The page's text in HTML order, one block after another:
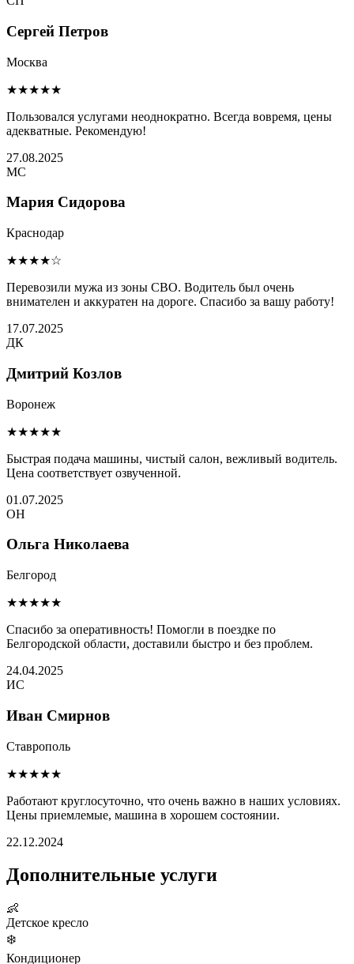
Сергей Петров
Москва
★★★★★
Пользовался услугами неоднократно. Всегда вовремя, цены
адекватные. Рекомендую!
27.08.2025
МС
Мария Сидорова
Краснодар
★★★★☆
Перевозили мужа из зоны СВО. Водитель был очень
внимателен и аккуратен на дороге. Спасибо за вашу работу!
17.07.2025
ДК
Дмитрий Козлов
Воронеж
★★★★★
Быстрая подача машины, чистый салон, вежливый водитель.
Цена соответствует озвученной.
01.07.2025
ОН
Ольга Николаева
Белгород
★★★★★
Спасибо за оперативность! Помогли в поездке по
Белгородской области, доставили быстро и без проблем.
24.04.2025
ИС
Иван Смирнов
Ставрополь
★★★★★
Работают круглосуточно, что очень важно в наших условиях.
Цены приемлемые, машина в хорошем состоянии.
22.12.2024
Дополнительные услуги
👶
Детское кресло
❄️
Кондиционер